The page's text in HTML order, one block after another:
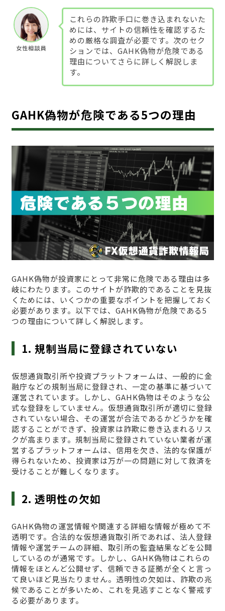
女性相談員
これらの詐欺手口に巻き込まれないた
めには、サイトの信頼性を確認するた
めの厳格な調査が必要です。次のセク
ションでは、GAHK偽物が危険である
理由についてさらに詳しく解説しま
す。
GAHK偽物が危険である5つの理由
GAHK偽物が投資家にとって非常に危険である理由は多
岐にわたります。このサイトが詐欺的であることを見抜
くためには、いくつかの重要なポイントを把握しておく
必要があります。以下では、GAHK偽物が危険である5
つの理由について詳しく解説します。
1. 規制当局に登録されていない
仮想通貨取引所や投資プラットフォームは、一般的に金
融庁などの規制当局に登録され、一定の基準に基づいて
運営されています。しかし、GAHK偽物はそのような公
式な登録をしていません。仮想通貨取引所が適切に登録
されていない場合、その運営が合法であるかどうかを確
認することができず、投資家は詐欺に巻き込まれるリス
クが高まります。規制当局に登録されていない業者が運
営するプラットフォームは、信用を欠き、法的な保護が
得られないため、投資家は万が一の問題に対して救済を
受けることが難しくなります。
2. 透明性の欠如
GAHK偽物の運営情報や関連する詳細な情報が極めて不
透明です。合法的な仮想通貨取引所であれば、法人登録
情報や運営チームの詳細、取引所の監査結果などを公開
しているのが通常です。しかし、GAHK偽物はこれらの
情報をほとんど公開せず、信頼できる証拠が全くと言っ
て良いほど見当たりません。透明性の欠如は、詐欺の兆
候であることが多いため、これを見逃すことなく警戒す
る必要があります。